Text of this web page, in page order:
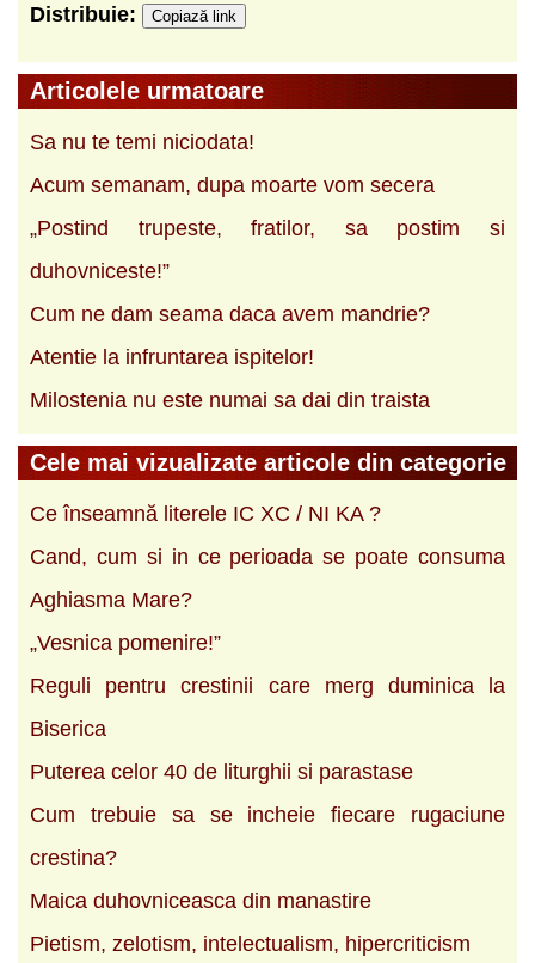
Distribuie: Copiază link
Articolele urmatoare
Sa nu te temi niciodata!
Acum semanam, dupa moarte vom secera
„Postind trupeste, fratilor, sa postim si
duhovniceste!”
Cum ne dam seama daca avem mandrie?
Atentie la infruntarea ispitelor!
Milostenia nu este numai sa dai din traista
Cele mai vizualizate articole din categorie
Ce înseamnă literele IC XC / NI KA ?
Cand, cum si in ce perioada se poate consuma
Aghiasma Mare?
„Vesnica pomenire!”
Reguli pentru crestinii care merg duminica la
Biserica
Puterea celor 40 de liturghii si parastase
Cum trebuie sa se incheie fiecare rugaciune
crestina?
Maica duhovniceasca din manastire
Pietism, zelotism, intelectualism, hipercriticism